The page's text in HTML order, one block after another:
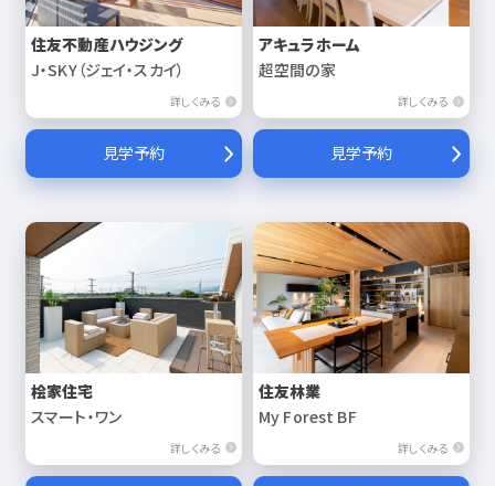
住友不動産ハウジング
J・SKY（ジェイ・スカイ）
詳しくみる
見学予約
アキュラホーム
超空間の家
詳しくみる
見学予約
桧家住宅
スマート・ワン
詳しくみる
住友林業
My Forest BF
詳しくみる